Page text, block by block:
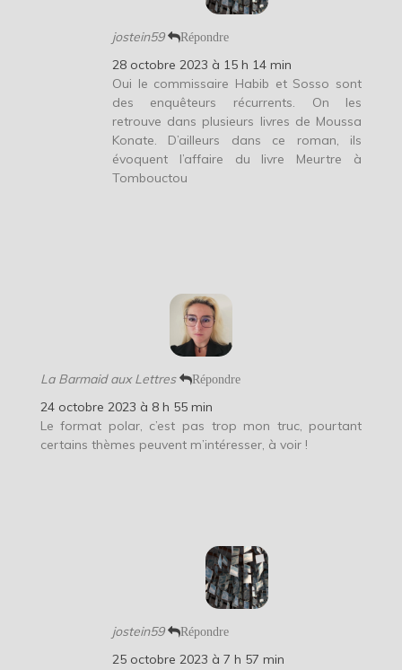
jostein59 Répondre
28 octobre 2023 à 15 h 14 min
Oui le commissaire Habib et Sosso sont
des enquêteurs récurrents. On les
retrouve dans plusieurs livres de Moussa
Konate. D’ailleurs dans ce roman, ils
évoquent l’affaire du livre Meurtre à
Tombouctou
La Barmaid aux Lettres Répondre
24 octobre 2023 à 8 h 55 min
Le format polar, c’est pas trop mon truc, pourtant
certains thèmes peuvent m’intéresser, à voir !
jostein59 Répondre
25 octobre 2023 à 7 h 57 min